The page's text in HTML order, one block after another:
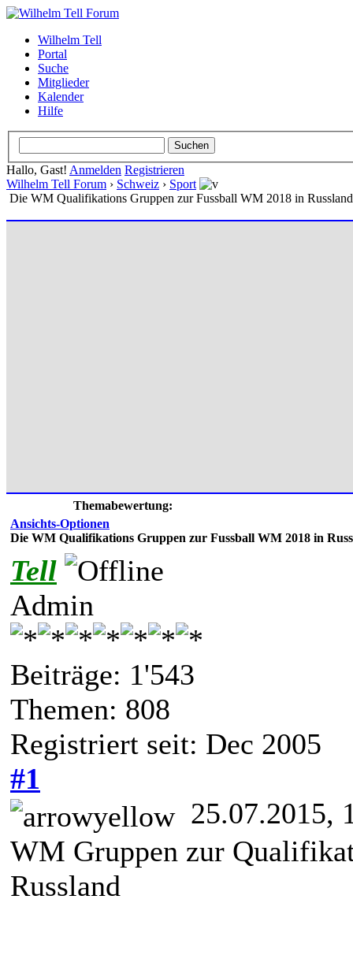
Wilhelm Tell
Portal
Suche
Mitglieder
Kalender
Hilfe
Hallo, Gast! Anmelden Registrieren
Wilhelm Tell Forum › Schweiz › Sport
Die WM Qualifikations Gruppen zur Fussball WM 2018 in Russland
Themabewertung:
Ansichts-Optionen
Die WM Qualifikations Gruppen zur Fussball WM 2018 in
Tell
Admin
Beiträge: 1'543
Themen: 808
Registriert seit: Dec 2005
#1
25.07.2015,
WM Gruppen zur
Russland